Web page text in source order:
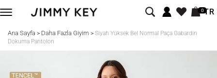
0TR
Ana Sayfa > Daha Fazla Giyim > Siyah Yüksek Bel Normal Paça Gabardin
Dokuma Pantolon